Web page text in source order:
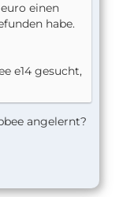
einen
habe.
e14 gesucht,
angelernt?